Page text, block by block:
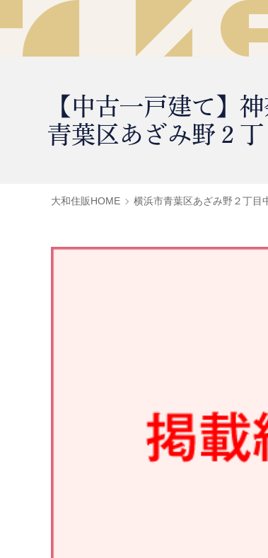
【中古一戸建て】
青葉区あざみ野２丁
大和住販HOME 横浜市青葉区あざみ野２丁目